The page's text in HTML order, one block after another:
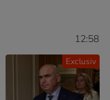
Exclusiv
12:58